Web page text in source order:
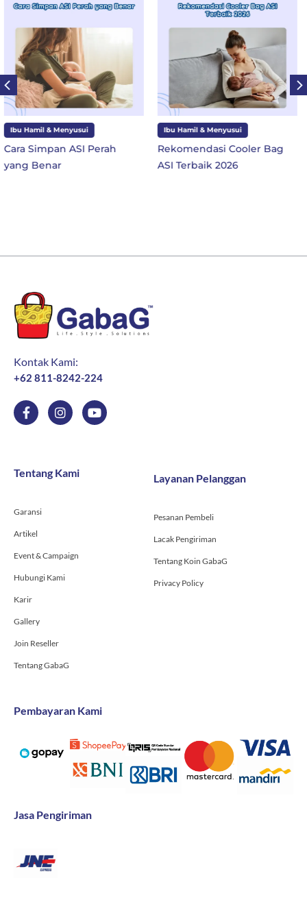
Ibu Hamil & Menyusui
Rekomendasi Cooler Bag
ASI Terbaik 2026
Ibu dan Anak
10 Perlengkapan Sekolah
SD Kelas 1 di Tahun Ajaran
Kontak Kami:
+62 811-8242-224
F
a
c
o
f
I
n
s
g
r
Y
o
u
Tentang Kami
Garansi
Artikel
Event & Campaign
Hubungi Kami
Karir
Gallery
Join Reseller
Tentang GabaG
Layanan Pelanggan
Pesanan Pembeli
Lacak Pengiriman
Tentang Koin GabaG
Privacy Policy
Pembayaran Kami
Jasa Pengiriman